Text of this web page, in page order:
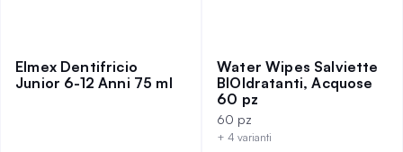
Elmex Dentifricio
Junior 6-12 Anni 75 ml
Water Wipes Salviette
BIOIdratanti, Acquose
60 pz
60 pz
+ 4 varianti